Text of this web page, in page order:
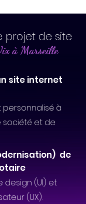
projet de site
à Marseille
site internet
à
société et de
de
design (UI) et
(UX).